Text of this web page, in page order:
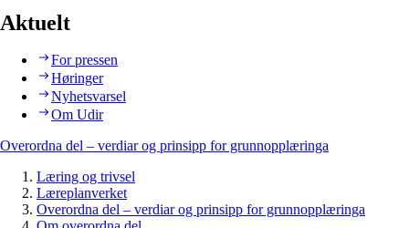
Aktuelt
For pressen
Høringer
Nyhetsvarsel
Om Udir
Overordna del – verdiar og prinsipp for grunnopplæringa
Læring og trivsel
Læreplanverket
Overordna del – verdiar og prinsipp for grunnopplæringa